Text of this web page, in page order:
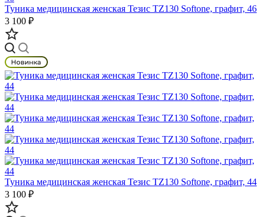
Туника медицинская женская Тезис TZ130 Softone, графит, 46
3 100 ₽
Туника медицинская женская Тезис TZ130 Softone, графит, 44
3 100 ₽